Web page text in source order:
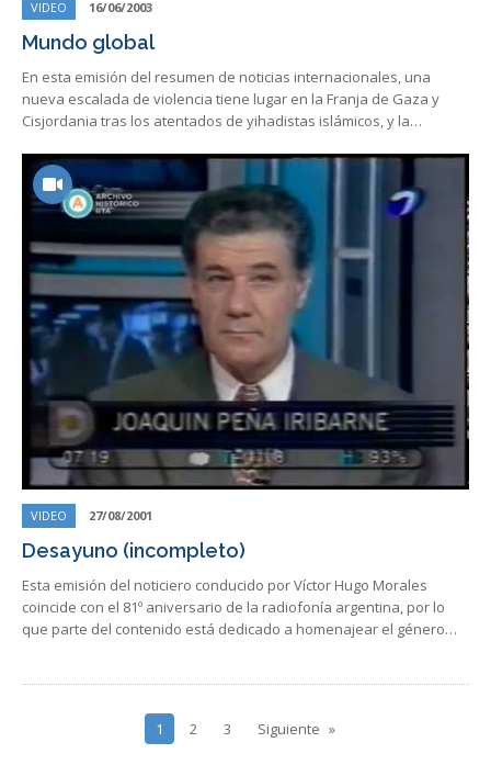
VIDEO 16/06/2003
Mundo global
En esta emisión del resumen de noticias internacionales, una
nueva escalada de violencia tiene lugar en la Franja de Gaza y
Cisjordania tras los atentados de yihadistas islámicos, y la…
VIDEO 27/08/2001
Desayuno (incompleto)
Esta emisión del noticiero conducido por Víctor Hugo Morales
coincide con el 81º aniversario de la radiofonía argentina, por lo
que parte del contenido está dedicado a homenajear el género…
1 2 3 Siguiente